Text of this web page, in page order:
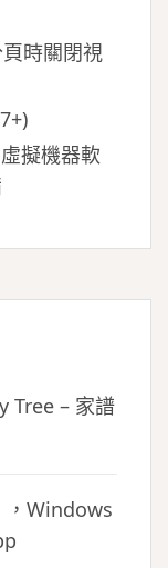
時關閉視
擬機器軟
Tree – 家譜
，Windows